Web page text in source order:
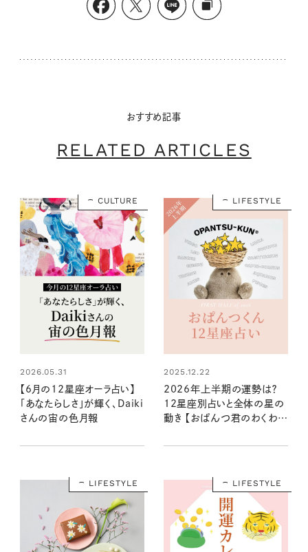
おすすめ記事
RELATED ARTICLES
CULTURE
2026.05.31
【6月の12星座オーラ占い】
「あなたらしさ」が輝く、Daiki
さんの宙の色月報
LIFESTYLE
2025.12.22
2026年上半期の運勢は？
12星座別占いと全体の星の
動き 【おぱんつ君のわくわく
LIFESTYLE LIFESTYLE